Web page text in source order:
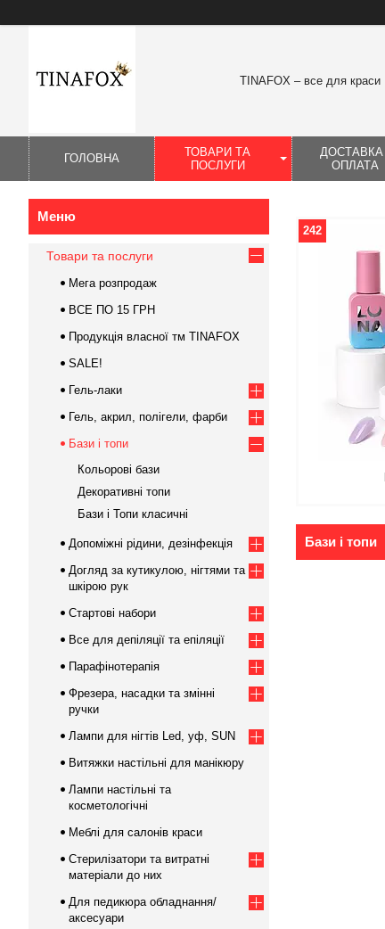
TINAFOX – все для краси
ГОЛОВНА
ТОВАРИ ТА
ПОСЛУГИ
ДОСТАВКА І
ОПЛАТА
242
Бази і топи
Товари та послуги
Мега розпродаж
ВСЕ ПО 15 ГРН
Продукція власної тм TINAFOX
SALE!
Гель-лаки
Гель, акрил, полігели, фарби
Бази і топи
Кольорові бази
Декоративні топи
Бази і Топи класичні
Допоміжні рідини, дезінфекція
Догляд за кутикулою, нігтями та
шкірою рук
Стартові набори
Все для депіляції та епіляції
Парафінотерапія
Фрезера, насадки та змінні
ручки
Лампи для нігтів Led, уф, SUN
Витяжки настільні для манікюру
Лампи настільні та
косметологічні
Меблі для салонів краси
Стерилізатори та витратні
матеріали до них
Для педикюра обладнання/
аксесуари